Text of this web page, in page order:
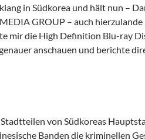
in Südkorea und hält nun –
GROUP – auch hierzulande
mir die High Definition Blu-ray
anschauen und berichte
von Südkoreas
Banden die kriminellen